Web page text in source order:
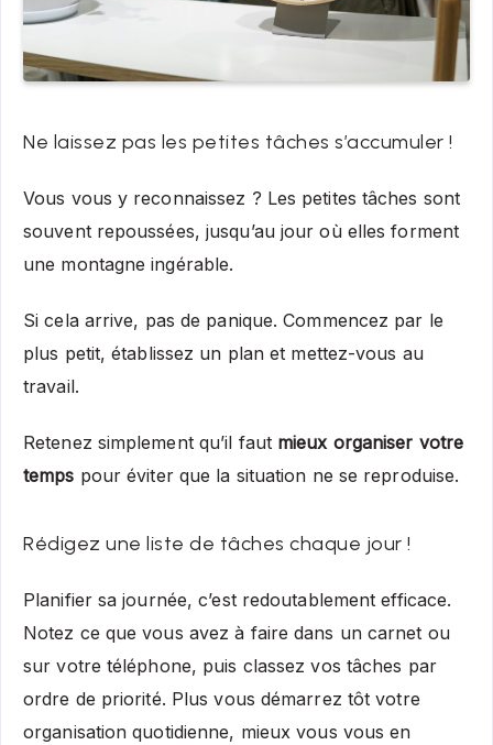
Ne laissez pas les petites tâches s’accumuler !
Vous vous y reconnaissez ? Les petites tâches sont
souvent repoussées, jusqu’au jour où elles forment
une montagne ingérable.
Si cela arrive, pas de panique. Commencez par le
plus petit, établissez un plan et mettez-vous au
travail.
Retenez simplement qu’il faut mieux organiser votre
temps pour éviter que la situation ne se reproduise.
Rédigez une liste de tâches chaque jour !
Planifier sa journée, c’est redoutablement efficace.
Notez ce que vous avez à faire dans un carnet ou
sur votre téléphone, puis classez vos tâches par
ordre de priorité. Plus vous démarrez tôt votre
organisation quotidienne, mieux vous vous en